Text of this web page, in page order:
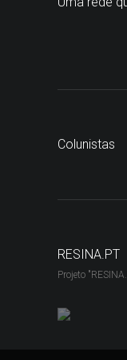
Colunistas
RESINA.PT
Projeto